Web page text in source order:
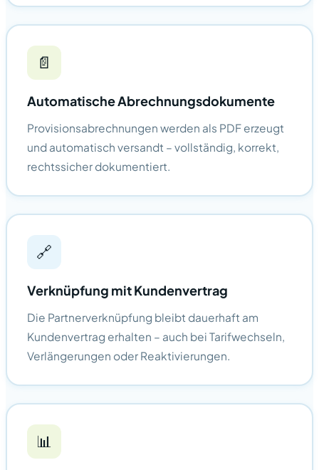
📄
Automatische Abrechnungsdokumente
Provisionsabrechnungen werden als PDF erzeugt
und automatisch versandt – vollständig, korrekt,
rechtssicher dokumentiert.
🔗
Verknüpfung mit Kundenvertrag
Die Partnerverknüpfung bleibt dauerhaft am
Kundenvertrag erhalten – auch bei Tarifwechseln,
Verlängerungen oder Reaktivierungen.
📊